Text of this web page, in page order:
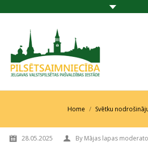
PAR MUMS
Home Svētku
28.05.2025 By Mājas lapas